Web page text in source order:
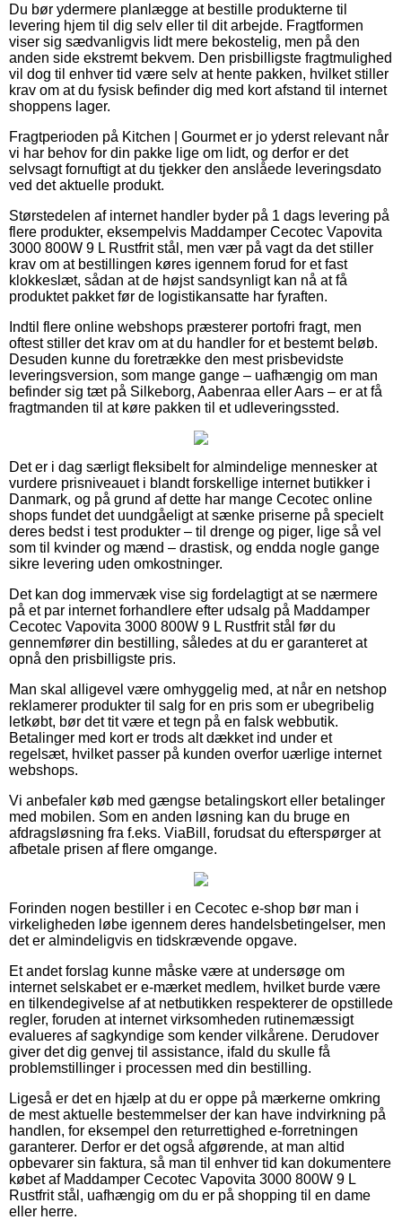
Du bør ydermere planlægge at bestille produkterne til
levering hjem til dig selv eller til dit arbejde. Fragtformen
viser sig sædvanligvis lidt mere bekostelig, men på den
anden side ekstremt bekvem. Den prisbilligste fragtmulighed
vil dog til enhver tid være selv at hente pakken, hvilket stiller
krav om at du fysisk befinder dig med kort afstand til internet
shoppens lager.
Fragtperioden på Kitchen | Gourmet er jo yderst relevant når
vi har behov for din pakke lige om lidt, og derfor er det
selvsagt fornuftigt at du tjekker den anslåede leveringsdato
ved det aktuelle produkt.
Størstedelen af internet handler byder på 1 dags levering på
flere produkter, eksempelvis Maddamper Cecotec Vapovita
3000 800W 9 L Rustfrit stål, men vær på vagt da det stiller
krav om at bestillingen køres igennem forud for et fast
klokkeslæt, sådan at de højst sandsynligt kan nå at få
produktet pakket før de logistikansatte har fyraften.
Indtil flere online webshops præsterer portofri fragt, men
oftest stiller det krav om at du handler for et bestemt beløb.
Desuden kunne du foretrække den mest prisbevidste
leveringsversion, som mange gange – uafhængig om man
befinder sig tæt på Silkeborg, Aabenraa eller Aars – er at få
fragtmanden til at køre pakken til et udleveringssted.
Det er i dag særligt fleksibelt for almindelige mennesker at
vurdere prisniveauet i blandt forskellige internet butikker i
Danmark, og på grund af dette har mange Cecotec online
shops fundet det uundgåeligt at sænke priserne på specielt
deres bedst i test produkter – til drenge og piger, lige så vel
som til kvinder og mænd – drastisk, og endda nogle gange
sikre levering uden omkostninger.
Det kan dog immervæk vise sig fordelagtigt at se nærmere
på et par internet forhandlere efter udsalg på Maddamper
Cecotec Vapovita 3000 800W 9 L Rustfrit stål før du
gennemfører din bestilling, således at du er garanteret at
opnå den prisbilligste pris.
Man skal alligevel være omhyggelig med, at når en netshop
reklamerer produkter til salg for en pris som er ubegribelig
letkøbt, bør det tit være et tegn på en falsk webbutik.
Betalinger med kort er trods alt dækket ind under et
regelsæt, hvilket passer på kunden overfor uærlige internet
webshops.
Vi anbefaler køb med gængse betalingskort eller betalinger
med mobilen. Som en anden løsning kan du bruge en
afdragsløsning fra f.eks. ViaBill, forudsat du efterspørger at
afbetale prisen af flere omgange.
Forinden nogen bestiller i en Cecotec e-shop bør man i
virkeligheden løbe igennem deres handelsbetingelser, men
det er almindeligvis en tidskrævende opgave.
Et andet forslag kunne måske være at undersøge om
internet selskabet er e-mærket medlem, hvilket burde være
en tilkendegivelse af at netbutikken respekterer de opstillede
regler, foruden at internet virksomheden rutinemæssigt
evalueres af sagkyndige som kender vilkårene. Derudover
giver det dig genvej til assistance, ifald du skulle få
problemstillinger i processen med din bestilling.
Ligeså er det en hjælp at du er oppe på mærkerne omkring
de mest aktuelle bestemmelser der kan have indvirkning på
handlen, for eksempel den returrettighed e-forretningen
garanterer. Derfor er det også afgørende, at man altid
opbevarer sin faktura, så man til enhver tid kan dokumentere
købet af Maddamper Cecotec Vapovita 3000 800W 9 L
Rustfrit stål, uafhængig om du er på shopping til en dame
eller herre.